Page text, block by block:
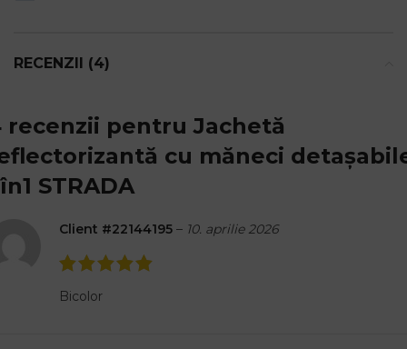
RECENZII (4)
recenzii pentruJachetă
cu măneci
STRADA
Client #22144195 – 10. aprilie 2026
Bicolor